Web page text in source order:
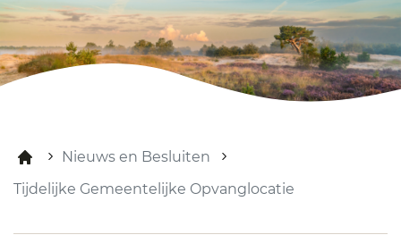
Nieuws en Besluiten
Tijdelijke Gemeentelijke Opvanglocatie